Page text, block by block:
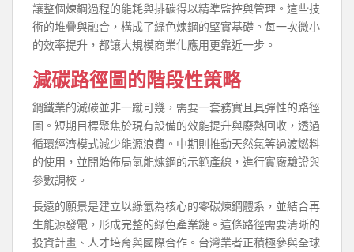
讓整個煉鋼過程的能耗與排碳得以精準監控與管理。這些技
術的堆疊與融合，構成了綠色煉鋼的堅實基礎。每一次微小
的效率提升，都讓大規模商業化應用更靠近一步。
減碳路徑圖的階段性策略
鋼鐵業的減碳並非一蹴可幾，需要一套務實且具彈性的路徑
圖。短期目標聚焦於現有設備的效能提升與廢熱回收，透過
循環經濟模式減少能源浪費。中期則推動天然氣等過渡燃料
的使用，並開始佈局氫能煉鋼的示範產線，進行實廠驗證與
參數調校。
長遠的願景是建立以綠氫為核心的零碳煉鋼體系，並結合再
生能源發電，形成完整的綠色產業鏈。這條路徑需要清晰的
投資計畫、人才培育與國際合作。台灣業者正積極參與全球